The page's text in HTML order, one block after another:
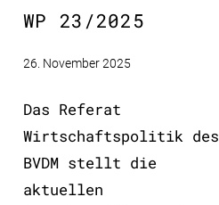
WP 23/2025
26. November 2025
Das Referat
Wirtschaftspolitik des
BVDM stellt die
aktuellen